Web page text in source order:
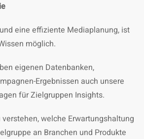
eine effiziente Mediaplanung, ist
möglich.
eigenen Datenbanken,
Ergebnissen auch unsere
für Zielgruppen Insights.
welche Erwartungshaltung
an Branchen und Produkte